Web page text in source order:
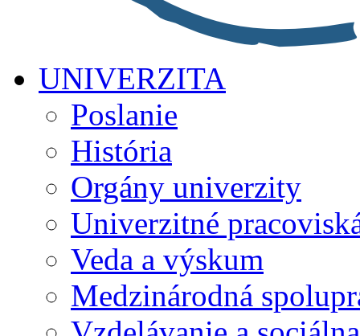
UNIVERZITA
Poslanie
História
Orgány univerzity
Univerzitné
Veda a výskum
Medzinárodná